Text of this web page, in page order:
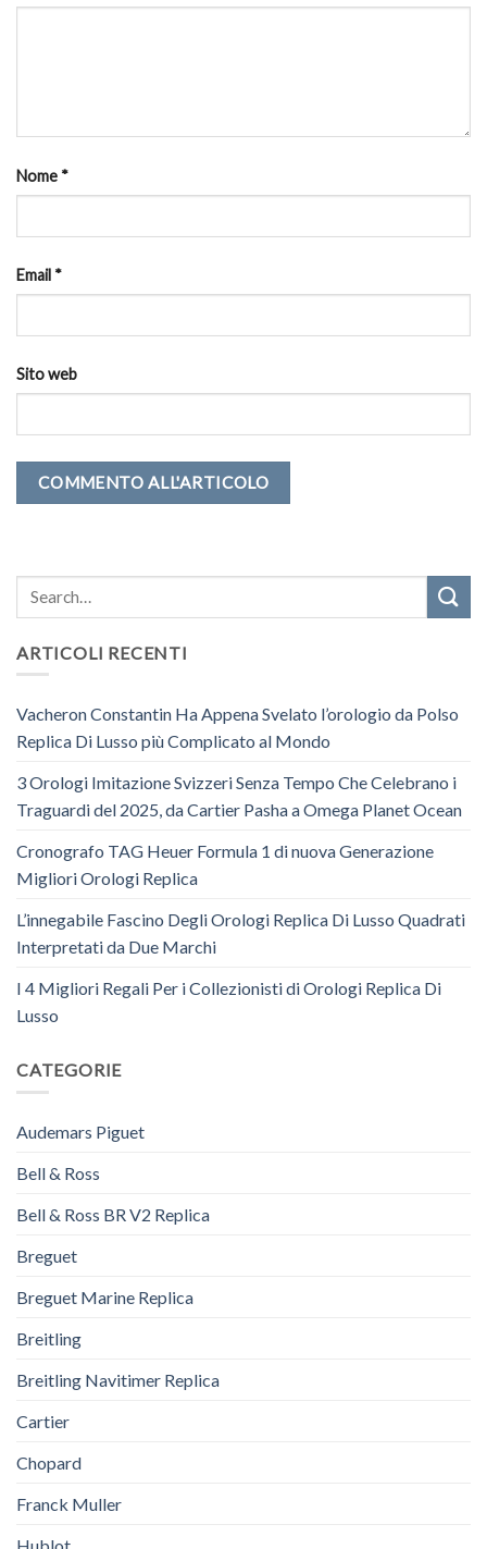
Nome *
Email *
Sito web
ARTICOLI RECENTI
Vacheron Constantin Ha Appena Svelato l’orologio da Polso
Replica Di Lusso più Complicato al Mondo
3 Orologi Imitazione Svizzeri Senza Tempo Che Celebrano i
Traguardi del 2025, da Cartier Pasha a Omega Planet Ocean
Cronografo TAG Heuer Formula 1 di nuova Generazione
Migliori Orologi Replica
L’innegabile Fascino Degli Orologi Replica Di Lusso Quadrati
Interpretati da Due Marchi
I 4 Migliori Regali Per i Collezionisti di Orologi Replica Di
Lusso
CATEGORIE
Audemars Piguet
Bell & Ross
Bell & Ross BR V2 Replica
Breguet
Breguet Marine Replica
Breitling
Breitling Navitimer Replica
Cartier
Chopard
Franck Muller